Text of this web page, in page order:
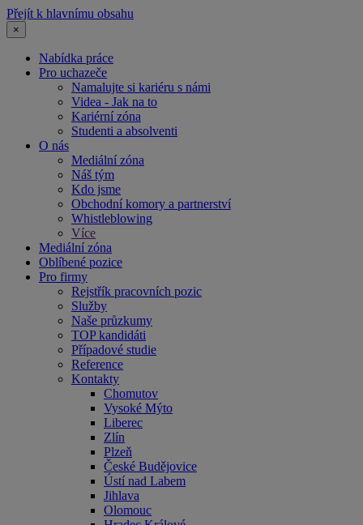
Přejít k hlavnímu obsahu
×
Nabídka práce
Pro uchazeče
Namalujte si kariéru s námi
Videa - Jak na to
Kariérní zóna
Studenti a absolventi
O nás
Mediální zóna
Náš tým
Kdo jsme
Obchodní komory a partnerství
Whistleblowing
Více
Mediální zóna
Oblíbené pozice
Pro firmy
Rejstřík pracovních pozic
Služby
Naše průzkumy
TOP kandidáti
Případové studie
Reference
Kontakty
Chomutov
Vysoké Mýto
Liberec
Zlín
Plzeň
České Budějovice
Ústí nad Labem
Jihlava
Olomouc